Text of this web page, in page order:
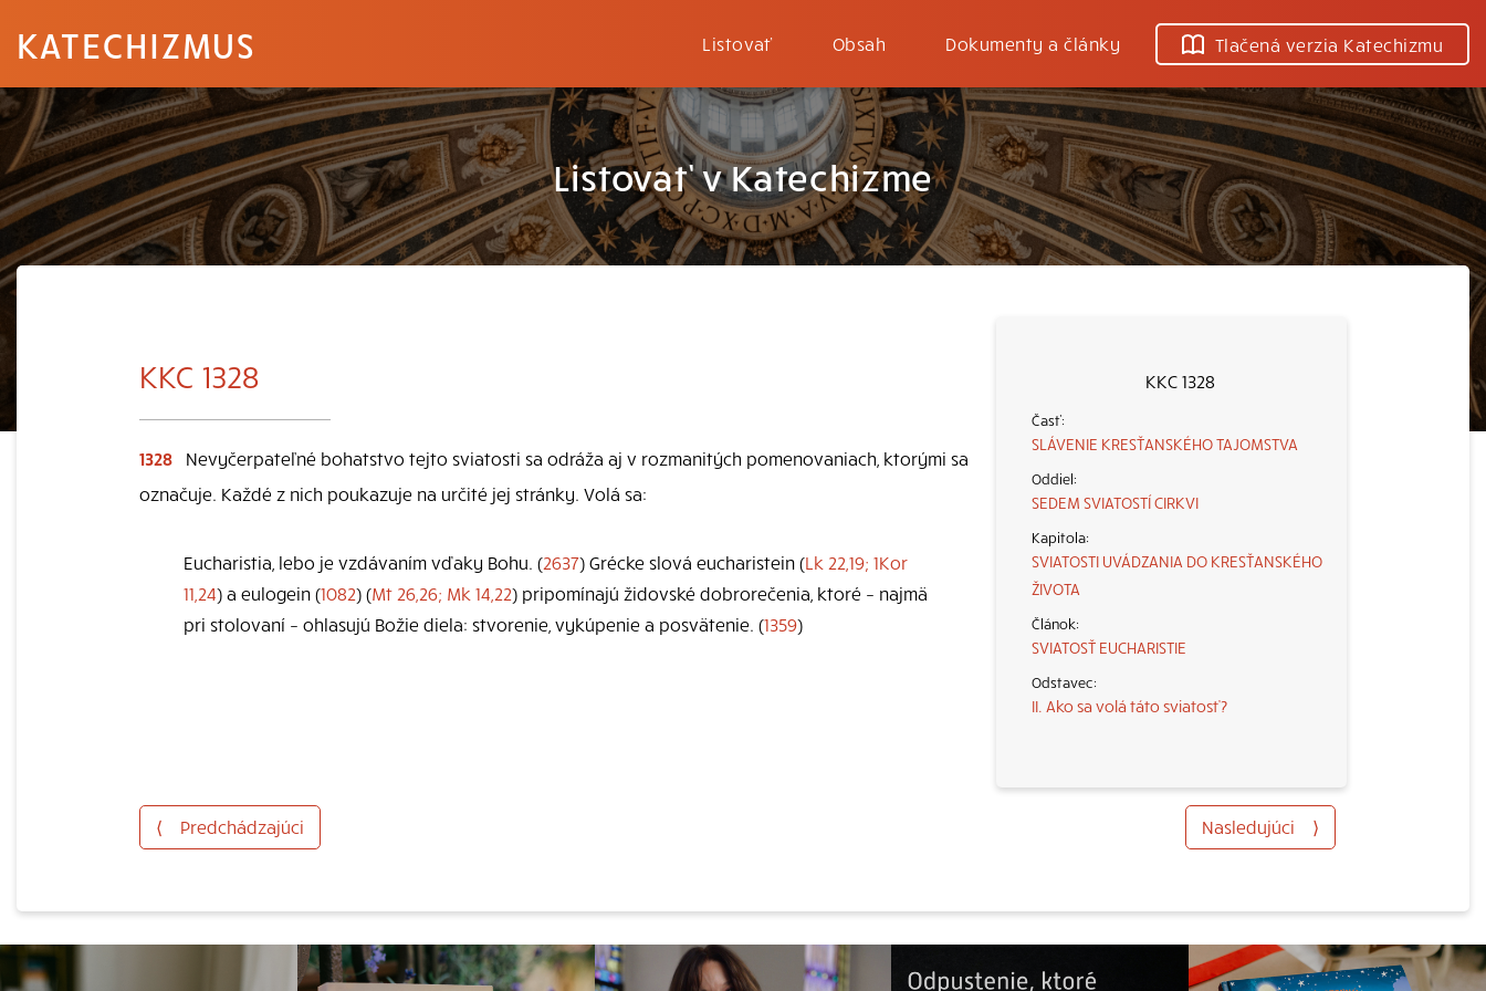
KATECHIZMUS Listovať Obsah Dokumenty a články Tlačená verzia Katechizmu
Listovať v Katechizme
KKC 1328
SLÁVENIE KRESŤANSKÉHO TAJOMSTVA
SEDEM SVIATOSTÍ CIRKVI
SVIATOSTI UVÁDZANIA DO KRESŤANSKÉHO
ŽIVOTA
SVIATOSŤ EUCHARISTIE
II. Ako sa volá táto sviatosť?
KKC 1328
1328
Nevyčerpateľné bohatstvo tejto sviatosti sa odráža aj v rozmanitých pomenovaniach, ktorými sa
označuje. Každé z nich poukazuje na určité jej stránky. Volá sa:
Eucharistia, lebo je vzdávaním vďaky Bohu. (2637) Grécke slová eucharistein (Lk 22,19; 1Kor
11,24) a eulogein (1082) (Mt 26,26; Mk 14,22) pripomínajú židovské dobrorečenia, ktoré – najmä
pri stolovaní – ohlasujú Božie diela: stvorenie, vykúpenie a posvätenie. (1359)
⟨ Predchádzajúci Nasledujúci ⟩